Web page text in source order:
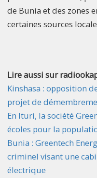
de Bunia et des zones
certaines sources
Lire aussi sur
Kinshasa : opposition
projet de
En Ituri, la société
écoles pour la
Bunia : Greentech
criminel visant une
électrique